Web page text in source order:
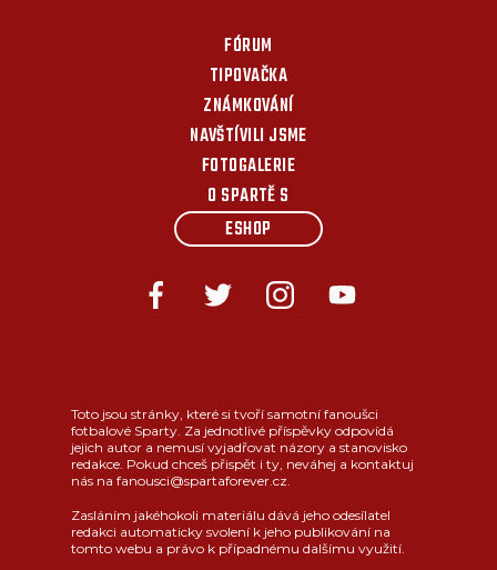
FÓRUM
TIPOVAČKA
ZNÁMKOVÁNÍ
NAVŠTÍVILI JSME
FOTOGALERIE
O SPARTĚ S
ESHOP
Toto jsou stránky, které si tvoří samotní fanoušci
fotbalové Sparty. Za jednotlivé příspěvky odpovídá
jejich autor a nemusí vyjadřovat názory a stanovisko
redakce. Pokud chceš přispět i ty, neváhej a kontaktuj
nás na fanousci@spartaforever.cz.
Zasláním jakéhokoli materiálu dává jeho odesílatel
redakci automaticky svolení k jeho publikování na
tomto webu a právo k případnému dalšímu využití.